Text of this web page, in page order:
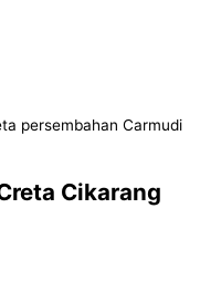
persembahan Carmudi
Cikarang